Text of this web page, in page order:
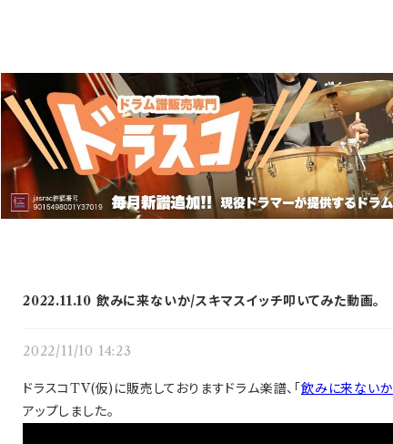
2022.11.10 飲みに来ないか/スキマスイッチ叩いてみた動画。
2022/11/10 14:23
ドラスコTV(仮)に販売しておりますドラム楽譜、「飲みに来ないか
アップしました。